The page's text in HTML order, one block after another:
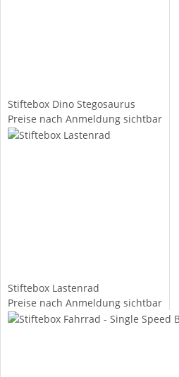
Stiftebox Dino Stegosaurus
Preise nach Anmeldung sichtbar
Stiftebox Lastenrad
Preise nach Anmeldung sichtbar